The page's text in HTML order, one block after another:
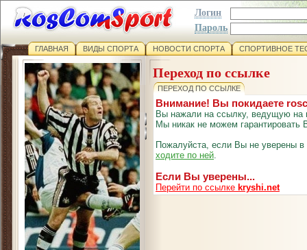
Логин
Пароль
ГЛАВНАЯ ВИДЫ СПОРТА НОВОСТИ СПОРТА СПОРТИВНОЕ
Переход по ссылке
ПЕРЕХОД ПО ССЫЛКЕ
Внимание! Вы покидаете
Вы нажали на ссылку, ведущую на
Мы никак не можем гарантировать
Пожалуйста, если Вы не уверены
ходите по ней.
Если Вы уверены...
Перейти по ссылке kryshi.net